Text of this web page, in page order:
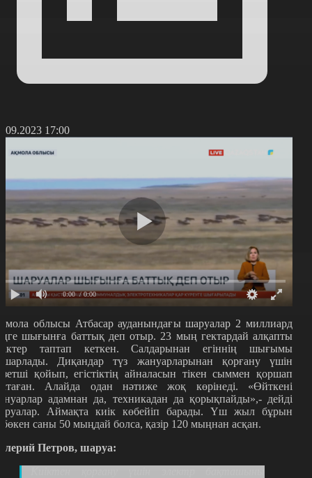
17:00
0:00 / 0:00
облысы Атбасар ауданындағы шаруалар 2 миллиард
шығынға баттық деп отыр. 23 мың гектардай алқапты
таптап кеткен. Салдарынан егіннің шығымы
Диқандар түз жануарларынан қорғану үшін
қойып, егістіктің айналасын тікен сыммен қоршап
Алайда одан нәтиже жоқ көрінеді. «Өйткені
адамнан да, техникадан да қорықпайды»,- дейді
Аймақта киік көбейіп барады. Үш жыл бұрын
саны 50 мыңдай болса, қазір 120 мыңнан асқан.
Петров, шаруа: